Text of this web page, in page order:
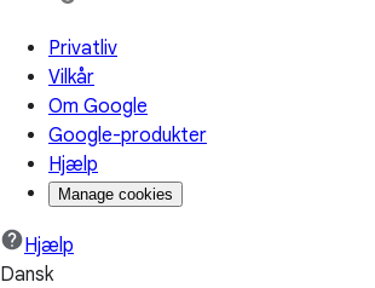
Privatliv
Vilkår
Om Google
Google-produkter
Hjælp
Manage cookies
Hjælp
Dansk